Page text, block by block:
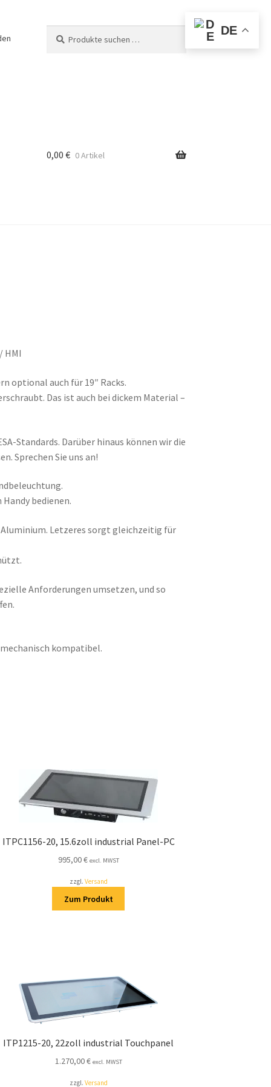
nach:
0,00 € 0 Artikel
HMI
optional auch für 19″ Racks.
Das ist auch bei dickem Material –
Standards. Darüber hinaus können wir die
Sprechen Sie uns an!
bedienen.
Letzeres sorgt gleichzeitig für
Anforderungen umsetzen, und so
kompatibel.
ITPC1156-20, 15.6zoll industrial Panel-PC
995,00€ excl. MWST
zzgl. Versand
Zum Produkt
ITP1215-20, 22zoll industrial Touchpanel
1.270,00€ excl. MWST
zzgl. Versand
DE